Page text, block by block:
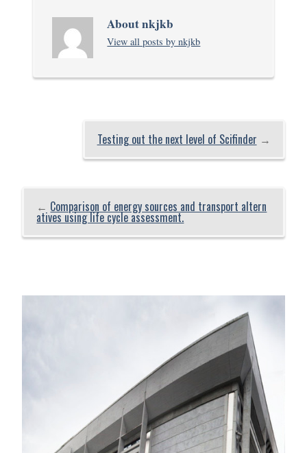
About nkjkb
View all posts by nkjkb
Testing out the next level of Scifinder →
← Comparison of energy sources and transport altern
atives using life cycle assessment.